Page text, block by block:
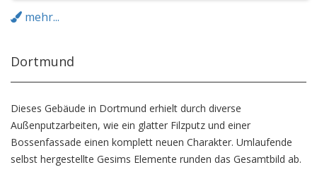
mehr...
Dortmund
Dieses Gebäude in Dortmund erhielt durch diverse
Außenputzarbeiten, wie ein glatter Filzputz und einer
Bossenfassade einen komplett neuen Charakter. Umlaufende
selbst hergestellte Gesims Elemente runden das Gesamtbild ab.